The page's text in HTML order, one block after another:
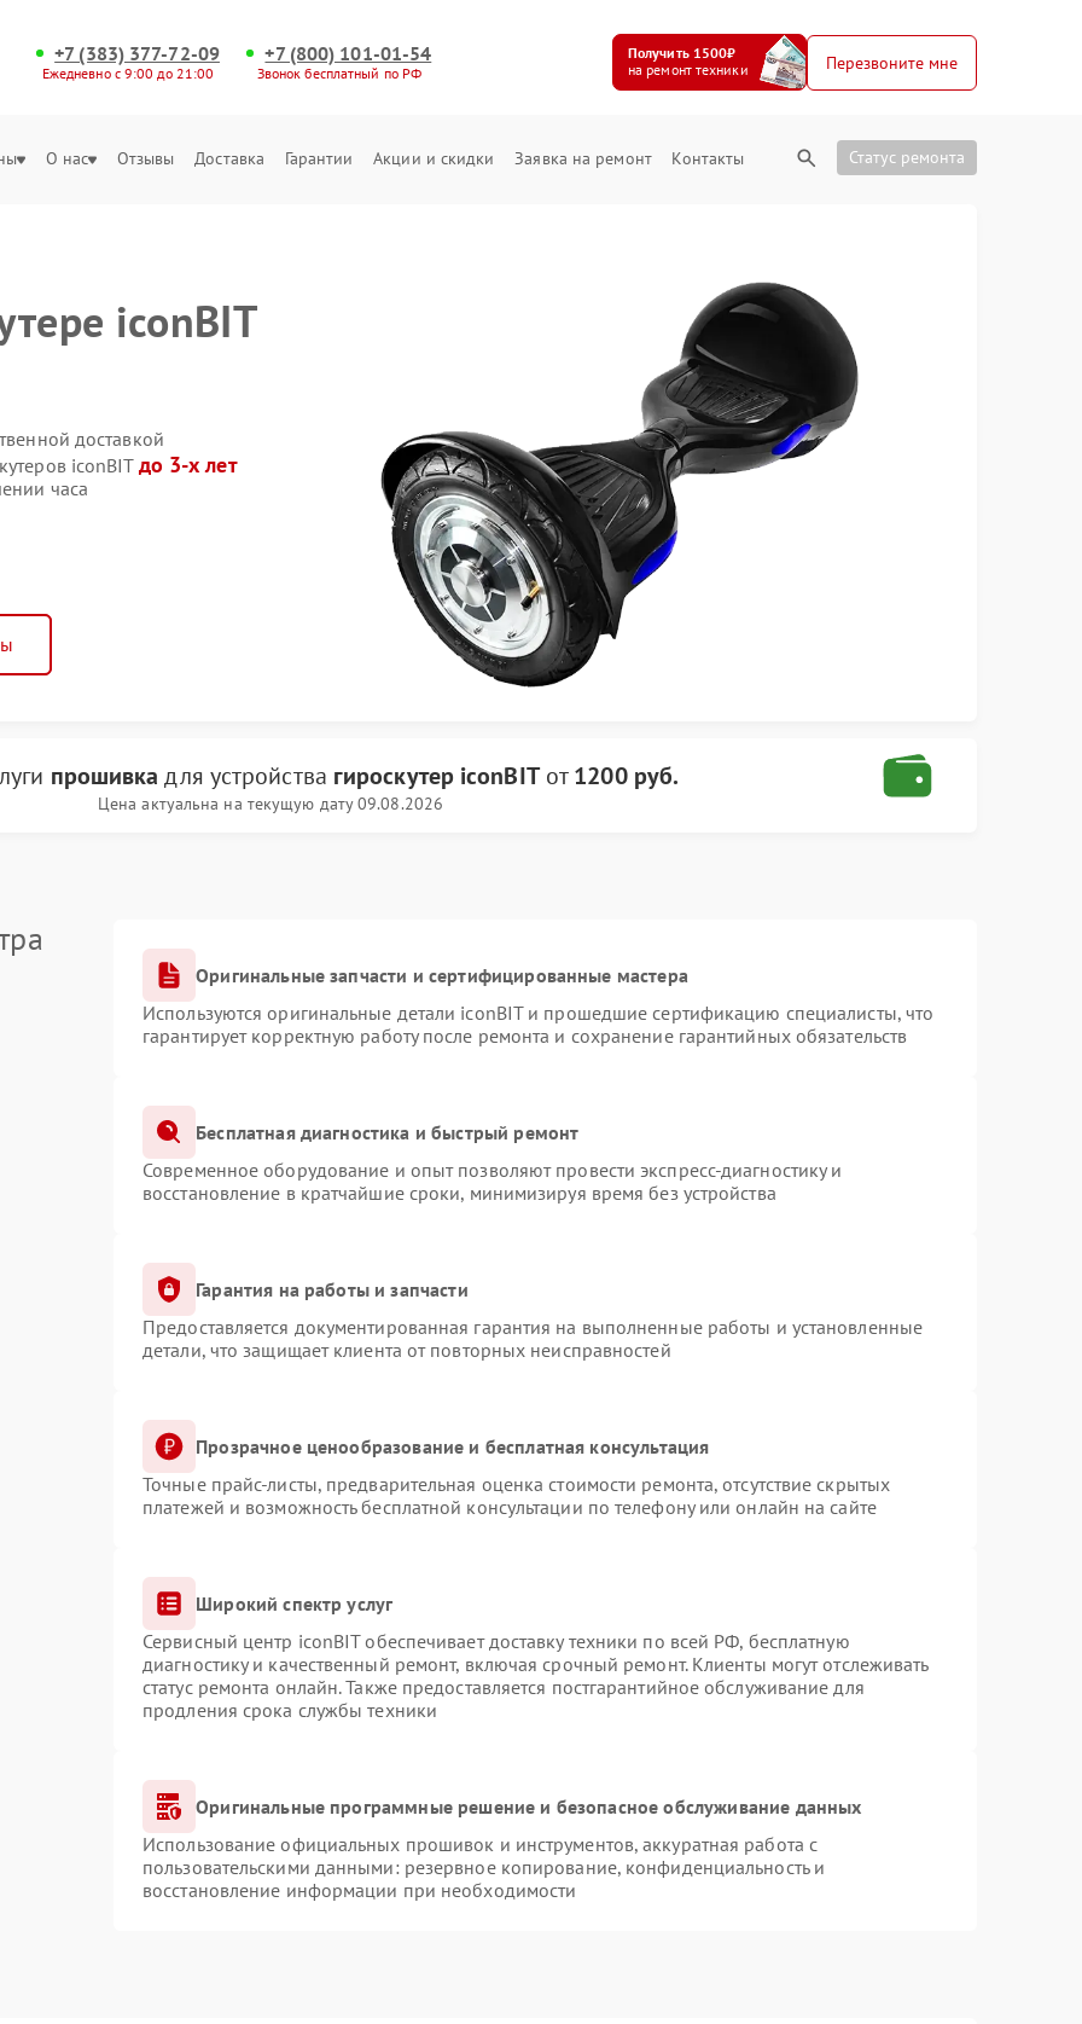
+7 (383) 377-72-09
Ежедневно с 9:00 до 21:00
+7 (800) 101-01-54
Звонок бесплатный по РФ
Получить 1500₽
на ремонт техники
Перезвоните мне
О нас Отзывы Доставка Гарантии Акции и скидки Заявка на ремонт Контакты Статус ремонта
iconBIT
доставкой
iconBIT до 3-х лет
часа
прошивка для устройства гироскутер iconBITот1200 руб.
Цена актуальна на текущую дату 09.08.2026
Оригинальные запчасти и сертифицированные мастера
Используются оригинальные детали iconBIT и прошедшие сертификацию специалисты, что
гарантирует корректную работу после ремонта и сохранение гарантийных обязательств
Бесплатная диагностика и быстрый ремонт
Современное оборудование и опыт позволяют провести экспресс-диагностику и
восстановление в кратчайшие сроки, минимизируя время без устройства
Гарантия на работы и запчасти
Предоставляется документированная гарантия на выполненные работы и установленные
детали, что защищает клиента от повторных неисправностей
Прозрачное ценообразование и бесплатная консультация
Точные прайс-листы, предварительная оценка стоимости ремонта, отсутствие скрытых
платежей и возможность бесплатной консультации по телефону или онлайн на сайте
Широкий спектр услуг
Сервисный центр iconBIT обеспечивает доставку техники по всей РФ, бесплатную
диагностику и качественный ремонт, включая срочный ремонт. Клиенты могут отслеживать
статус ремонта онлайн. Также предоставляется постгарантийное обслуживание для
продления срока службы техники
Оригинальные программные решение и безопасное обслуживание данных
Использование официальных прошивок и инструментов, аккуратная работа с
пользовательскими данными: резервное копирование, конфиденциальность и
восстановление информации при необходимости